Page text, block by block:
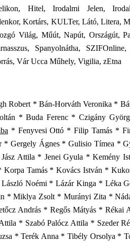
Hitel, Irodalmi Jelen,
Kortárs, KULTer, Látó, Litera,
Világ, Műút, Napút, Országút,
Spanyolnátha,
Vár Ucca Műhely, Vigilia, zEtna
Robert * Bán-Horváth Veronika *
* Buda Ferenc * Czigány
* Fenyvesi Ottó * Filip Tamás *
* Gergely Ágnes * Gulisio Tímea *
Attila * Jenei Gyula * Kemény
Tamás * Kovács István *
Noémi * Lázár Kinga * Léka
* Miklya Zsolt * Murányi Zita *
András * Regős Mátyás * Rékai
* Szabó Palócz Attila * Szeder
* Terék Anna * Tibély Orsolya *